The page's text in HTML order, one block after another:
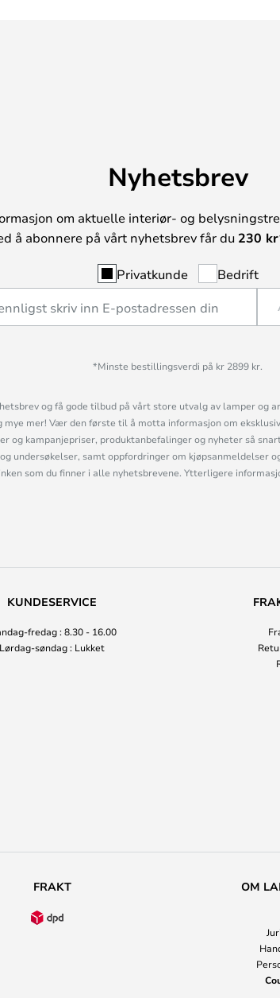
Nyhetsbrev
om aktuelle interiør- og
å abonnere på vårt nyhetsbrev får du 230
Privatkunde Bedrift
*Minste bestillingsverdi på kr 2899 kr.
og få gode tilbud på vårt store utvalg av lamper og
mer! Vær den første til å motta informasjon om
og kampanjepriser, produktanbefalinger og nyheter så
undersøkelser, samt oppfordringer om kjøpsanmeldelser
som du finner i alle nyhetsbrevene. Ytterligere
KUNDESERVICE
fredag : 8.30 - 16.00
Lørdag-søndag : Lukket
FRAKT OM